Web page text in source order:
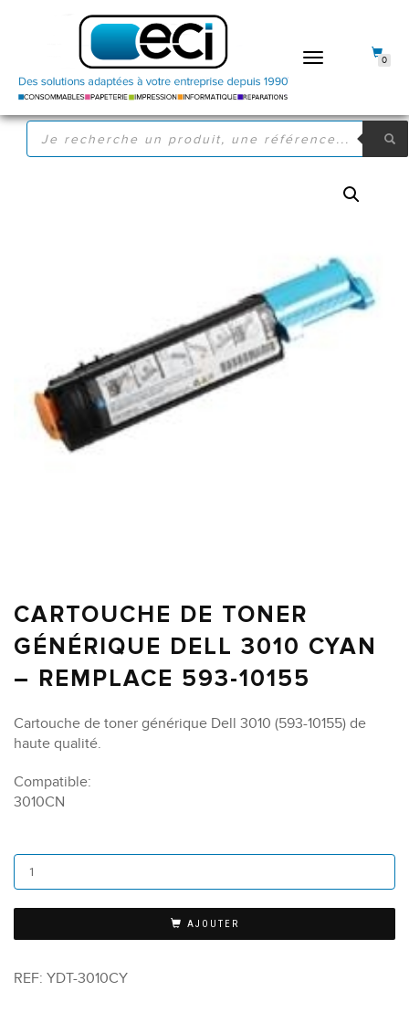
DÉPLIER
RECHERCHE
PRODUITS
0
CARTOUCHE DE TONER
GÉNÉRIQUE DELL 3010 CYAN
– REMPLACE 593-10155
Cartouche de toner générique Dell 3010 (593-10155) de
haute qualité.
Compatible:
3010CN
AJOUTER
REF: YDT-3010CY